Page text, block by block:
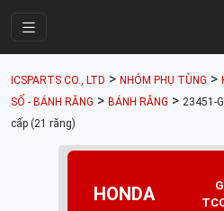
Cửa
Nhóm
ICSPARTS CO., LTD > NHÓM PHỤ TÙNG >
SỐ - BÁNH RĂNG > BÁNH RĂNG > 23451-
cấp (21 răng)
HONDA